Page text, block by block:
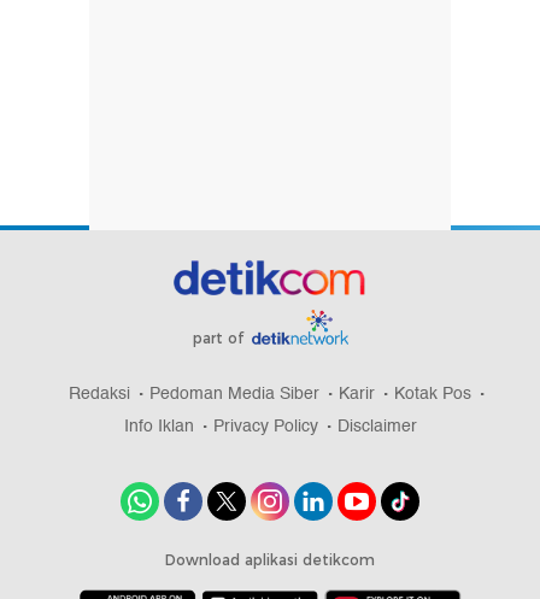
part of
Redaksi Pedoman Media Siber Karir
Kotak Pos
Info Iklan
Privacy Policy Disclaimer
Download aplikasi detikcom